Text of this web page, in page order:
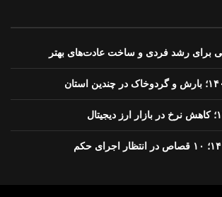
برای رشد فردی و ساخت عادت‌های بهتر